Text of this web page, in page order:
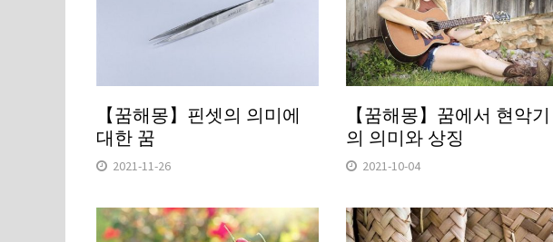
【꿈해몽】핀셋의 의미에
대한 꿈
2021-11-26
【꿈해몽】꿈에서 현악기
의 의미와 상징
2021-10-04